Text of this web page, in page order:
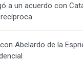
a un acuerdo con
Abelardo de la